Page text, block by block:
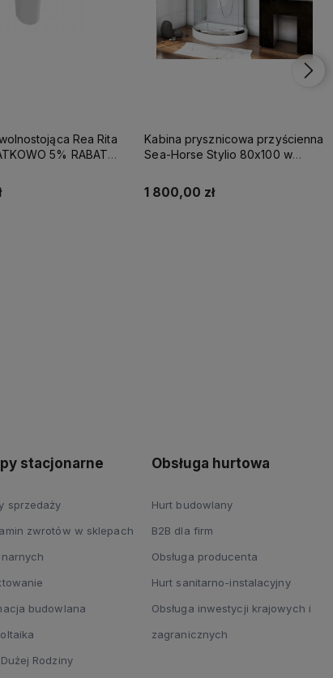
Rea Rita
5% RABATU
Kabina prysznicowa przyścienna
Sea-Horse Stylio 80x100 w
przezroczyste
1 800,00 zł
stacjonarne
sprzedaży
zwrotów w sklepach
budowlana
Rodziny
Obsługa hurtowa
Hurt budowlany
B2B dla firm
Obsługa producenta
Hurt sanitarno-instalacyjny
Obsługa inwestycji krajowych i
zagranicznych